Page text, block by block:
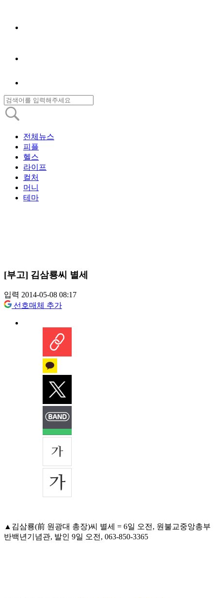
전체뉴스
피플
헬스
라이프
컬처
머니
테마
[부고] 김삼룡씨 별세
입력 2014-05-08 08:17
선호매체 추가
▲김삼룡(前 원광대 총장)씨 별세 = 6일 오전, 원불교중앙총부
반백년기념관, 발인 9일 오전, 063-850-3365